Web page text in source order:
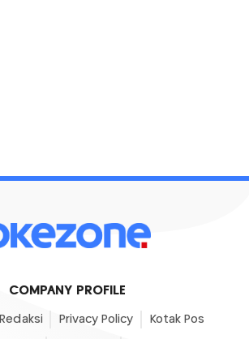
COMPANY PROFILE
Redaksi Privacy Policy Kotak Pos